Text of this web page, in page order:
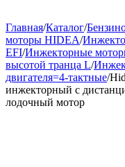
Главная/Каталог/
моторы HIDEA/
EFI/Инжекторные
высотой транца L/
двигателя=4-тактные/
инжекторный с
лодочный мотор